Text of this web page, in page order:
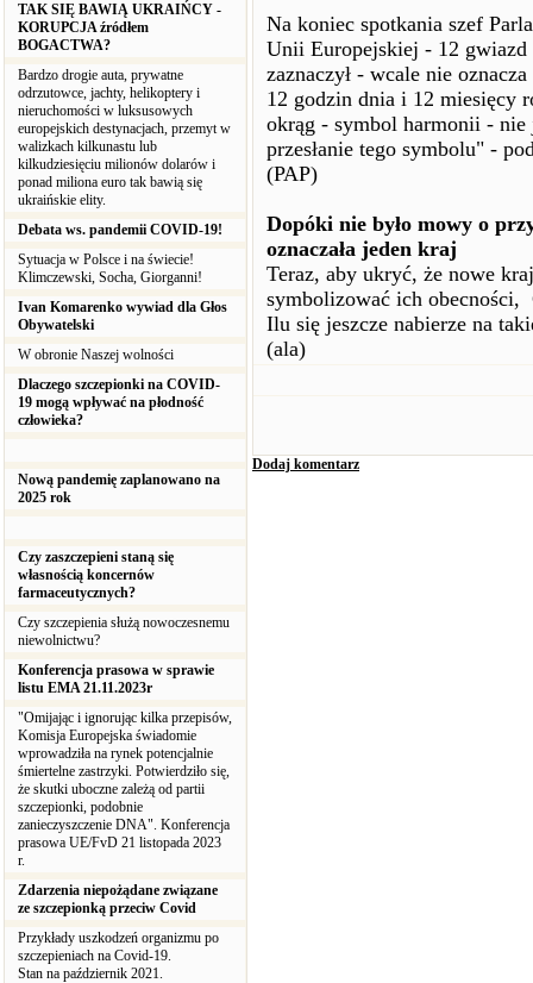
TAK SIĘ BAWIĄ UKRAIŃCY -
KORUPCJA źródłem
BOGACTWA?
Bardzo drogie auta, prywatne
odrzutowce, jachty, helikoptery i
nieruchomości w luksusowych
europejskich destynacjach, przemyt w
walizkach kilkunastu lub
kilkudziesięciu milionów dolarów i
ponad miliona euro tak bawią się
ukraińskie elity.
Debata ws. pandemii COVID-19!
Sytuacja w Polsce i na świecie!
Klimczewski, Socha, Giorganni!
Ivan Komarenko wywiad dla Głos
Obywatelski
W obronie Naszej wolności
Dlaczego szczepionki na COVID-
19 mogą wpływać na płodność
człowieka?
Nową pandemię zaplanowano na
2025 rok
Czy zaszczepieni staną się
własnością koncernów
farmaceutycznych?
Czy szczepienia służą nowoczesnemu
niewolnictwu?
Konferencja prasowa w sprawie
listu EMA 21.11.2023r
"Omijając i ignorując kilka przepisów,
Komisja Europejska świadomie
wprowadziła na rynek potencjalnie
śmiertelne zastrzyki. Potwierdziło się,
że skutki uboczne zależą od partii
szczepionki, podobnie
zanieczyszczenie DNA". Konferencja
prasowa UE/FvD 21 listopada 2023
r.
Zdarzenia niepożądane związane
ze szczepionką przeciw Covid
Przykłady uszkodzeń organizmu po
szczepieniach na Covid-19.
Stan na październik 2021.
Na koniec spotkania szef
Unii Europejskiej - 12
zaznaczył - wcale nie
12 godzin dnia i 12 miesięcy
okrąg - symbol harmonii -
przesłanie tego symbolu" -
(PAP)
Dopóki nie było mowy o
oznaczała jeden kraj
Teraz, aby ukryć, że nowe
symbolizować ich obecności,
Ilu się jeszcze nabierze na
(ala)
Dodaj komentarz